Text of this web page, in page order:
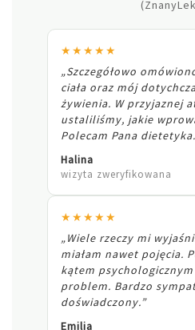
★★★★★
„Szczegółowo
ciała oraz mój
żywienia. W przyjaznej
ustaliliśmy, jakie
Polecam Pana
Halina
wizyta zweryfikowana
★★★★★
„Wiele rzeczy mi
miałam nawet pojęcia.
kątem
problem. Bardzo
doświadczony.”
Emilia